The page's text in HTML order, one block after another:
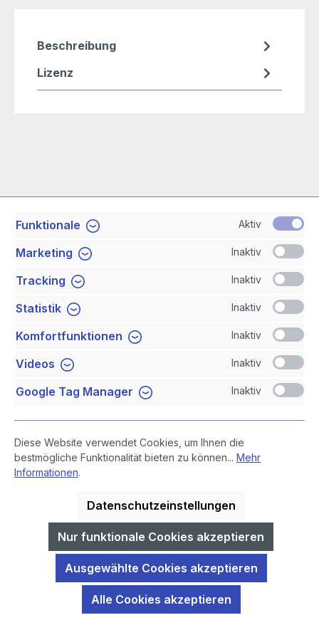
Beschreibung
Lizenz
Service-Hotline
Shop Service
Newsletter
* Alle Preise inklusive gesetzlicher Mehrwertsteuer, zuzüglich
Versandkosten
GIDA-Medien sind ausschließlich für den Unterricht an Schulen
geeignet und bestimmt (§ 60a und § 60b UrhG).
Funktionale Aktiv
Marketing Inaktiv
Tracking Inaktiv
Statistik Inaktiv
Komfortfunktionen Inaktiv
Videos Inaktiv
Google Tag Manager Inaktiv
Diese Website verwendet Cookies, um Ihnen die
bestmögliche Funktionalität bieten zu können... Mehr
Informationen.
Datenschutzeinstellungen
Nur funktionale Cookies akzeptieren
Ausgewählte Cookies akzeptieren
Alle Cookies akzeptieren